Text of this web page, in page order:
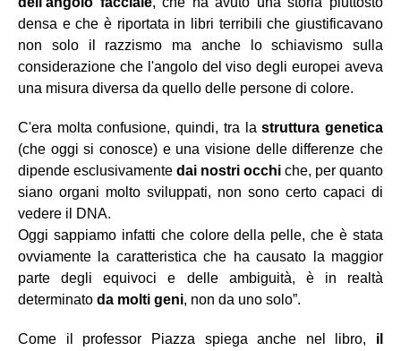
densa e che è riportata in libri terribili che giustificavano
non solo il razzismo ma anche lo schiavismo sulla
considerazione che l'angolo del viso degli europei aveva
una misura diversa da quello delle persone di colore.
C'era molta confusione, quindi, tra lastruttura genetica
(che oggi si conosce) e una visione delle differenze che
dipende esclusivamente dai nostri occhi che, per quanto
siano organi molto sviluppati, non sono certo capaci di
vedere il DNA.
Oggi sappiamo infatti che colore della pelle, che è stata
ovviamente la caratteristica che ha causato la maggior
parte degli equivoci e delle ambiguità, è in realtà
determinato da molti geni, non da uno solo”.
Come il professor Piazza spiega anche nel libro, il